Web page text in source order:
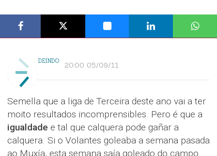
DEINDO 20:00 05/09/11
Semella que a liga de Terceira deste ano vai a ter
moito resultados incomprensibles. Pero é que a
igualdade e tal que calquera pode gañar a
calquera. Si o Volantes goleaba a semana pasada
ao Muxía, esta semana saía goleado do campo